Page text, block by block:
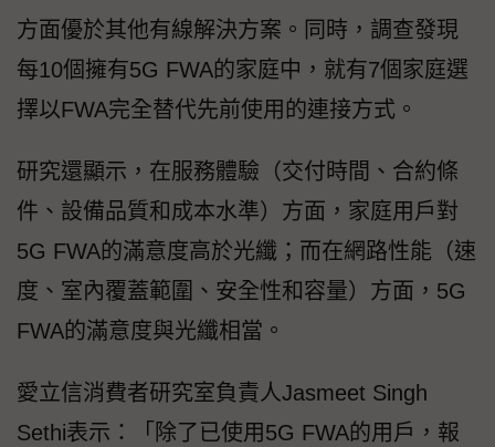
方面優於其他有線解決方案。同時，調查發現
每10個擁有5G FWA的家庭中，就有7個家庭選
擇以FWA完全替代先前使用的連接方式。
研究還顯示，在服務體驗（交付時間、合約條
件、設備品質和成本水準）方面，家庭用戶對
5G FWA的滿意度高於光纖；而在網路性能（速
度、室內覆蓋範圍、安全性和容量）方面，5G
FWA的滿意度與光纖相當。
愛立信消費者研究室負責人Jasmeet Singh
Sethi表示：「除了已使用5G FWA的用戶，報